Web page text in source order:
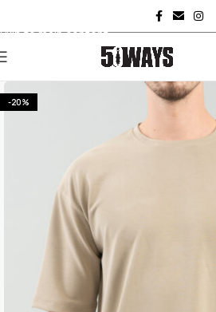
Skip to main content
-20%